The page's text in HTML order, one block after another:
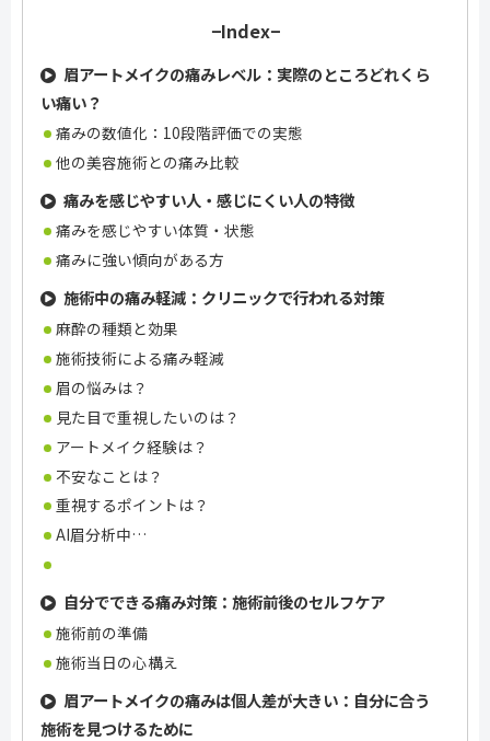
−Index−
眉アートメイクの痛みレベル：実際のところどれくら
い痛い？
痛みの数値化：10段階評価での実態
他の美容施術との痛み比較
痛みを感じやすい人・感じにくい人の特徴
痛みを感じやすい体質・状態
痛みに強い傾向がある方
施術中の痛み軽減：クリニックで行われる対策
麻酔の種類と効果
施術技術による痛み軽減
眉の悩みは？
見た目で重視したいのは？
アートメイク経験は？
不安なことは？
重視するポイントは？
AI眉分析中…
自分でできる痛み対策：施術前後のセルフケア
施術前の準備
施術当日の心構え
眉アートメイクの痛みは個人差が大きい：自分に合う
施術を見つけるために